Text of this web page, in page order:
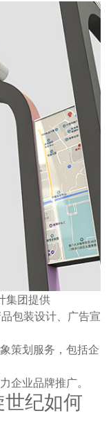
集团提供
包装设计、广告宣
策划服务，包括企
企业品牌推广。
纪如何